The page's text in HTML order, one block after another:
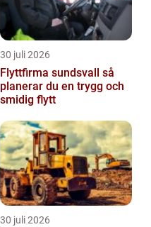
30 juli 2026
Flyttfirma sundsvall så
planerar du en trygg och
smidig flytt
30 juli 2026